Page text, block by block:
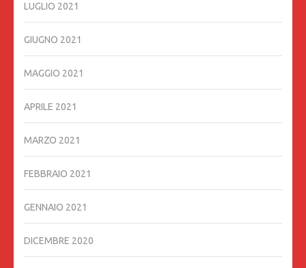
LUGLIO 2021
GIUGNO 2021
MAGGIO 2021
APRILE 2021
MARZO 2021
FEBBRAIO 2021
GENNAIO 2021
DICEMBRE 2020